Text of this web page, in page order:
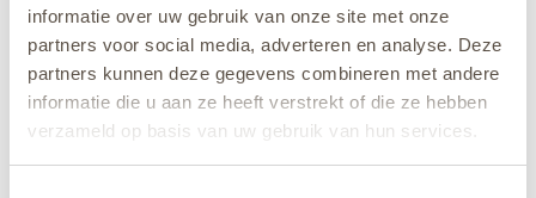
informatie over uw gebruik van onze site met onze
partners voor social media, adverteren en analyse. Deze
partners kunnen deze gegevens combineren met andere
informatie die u aan ze heeft verstrekt of die ze hebben
verzameld op basis van uw gebruik van hun services.